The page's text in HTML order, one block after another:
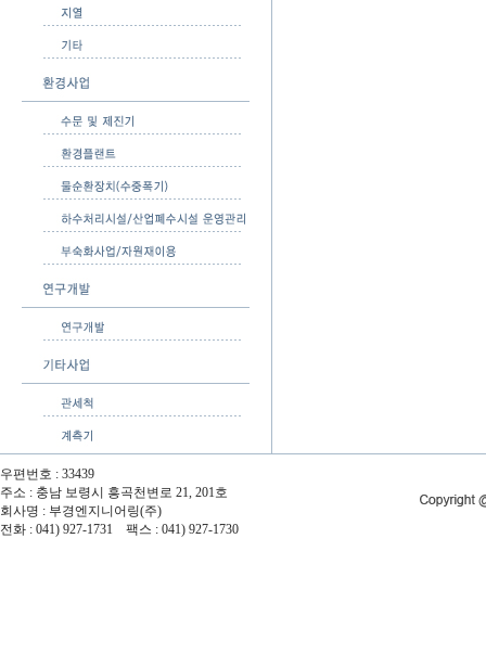
우편번호 : 33439
주소 : 충남 보령시 흥곡천변로 21, 201호
회사명 : 부경엔지니어링(주)
전화 : 041) 927-1731 팩스 : 041) 927-1730